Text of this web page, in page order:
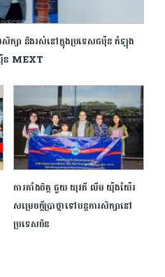
ក្សា និងរស់នៅក្នុងប្រទេសជប៉ុន កំឡុង
ន MEXT
ការតាំងចិត្ត ជួយ យុវតី លឹម យ៉ុងយ៉ែរ
សម្រេចក្តីប្រាថ្នាទៅបន្ត​ការសិក្សា​នៅ​
ប្រទេសចិន